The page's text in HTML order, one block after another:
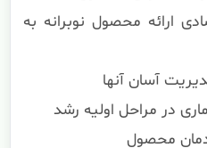
ارائه محصول نوبرانه به